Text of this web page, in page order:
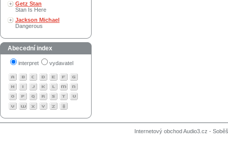
Getz Stan
Stan Is Here
Jackson Michael
Dangerous
Abecední index
interpret vydavatel
Internetový obchod Audio3.cz -